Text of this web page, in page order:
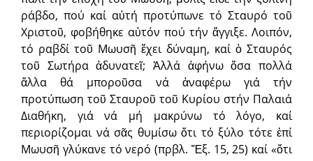
ράβδο, πού καί αὐτή προτύπωνε τό Σταυρό τοῦ
Χριστοῦ, φοβήθηκε αὐτόν πού τήν ἄγγιξε. Λοιπόν,
τό ραβδί τοῦ Μωυσῆ ἔχει δύναμη, καί ὁ Σταυρός
τοῦ Σωτήρα ἀδυνατεῖ; Ἀλλά ἀφήνω ὅσα πολλά
ἄλλα θά μποροῦσα νά ἀναφέρω γιά τήν
προτύπωση τοῦ Σταυροῦ τοῦ Κυρίου στήν Παλαιά
Διαθήκη, γιά νά μή μακρύνω τό λόγο, καί
περιορίζομαι νά σᾶς θυμίσω ὅτι τό ξύλο τότε ἐπί
Μωυσῆ γλύκανε τό νερό (πρβλ. Ἔξ. 15, 25) καί «ὅτι